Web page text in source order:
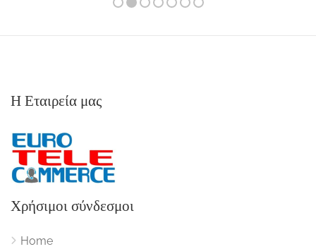
Η Εταιρεία μας
Χρήσιμοι σύνδεσμοι
Home